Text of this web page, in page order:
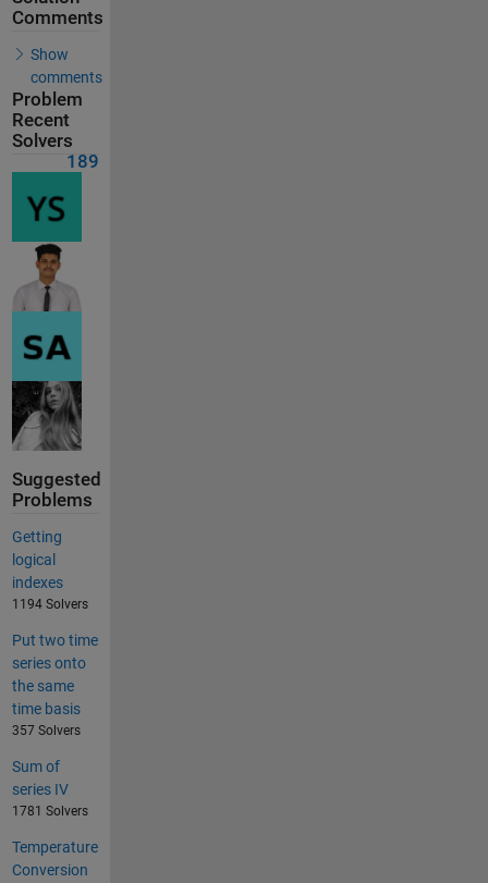
Comments
Show
comments
Problem
Recent
Solvers
189
Suggested
Problems
Getting
logical
indexes
1194 Solvers
Put two time
series onto
the same
time basis
357 Solvers
Sum of
series IV
1781 Solvers
Temperature
Conversion